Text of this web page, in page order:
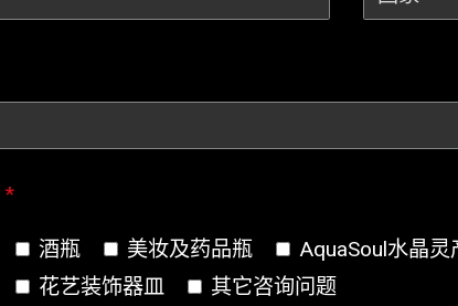
*
酒瓶 美妆及药品瓶
AquaSoul水晶灵
花艺装饰器皿 其它咨询问题